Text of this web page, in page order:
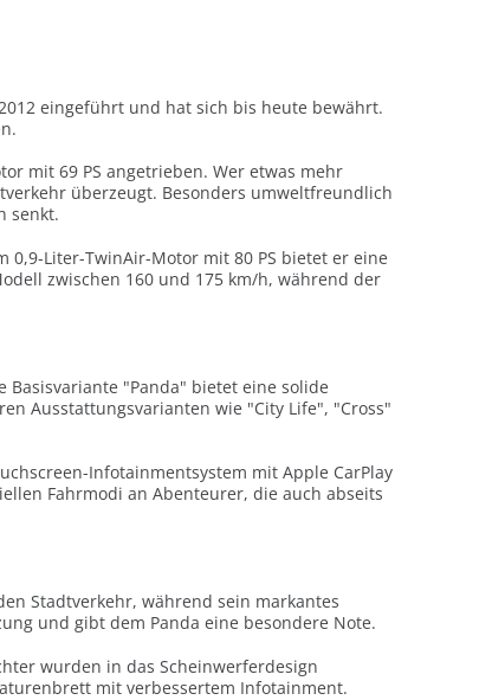
eingeführt und hat sich bis heute bewährt.
mit 69 PS angetrieben. Wer etwas mehr
überzeugt. Besonders umweltfreundlich
senkt.
0,9-Liter-TwinAir-Motor mit 80 PS bietet er eine
zwischen 160 und 175 km/h, während der
"Panda" bietet eine solide
Ausstattungsvarianten wie "City Life", "Cross"
Infotainmentsystem mit Apple CarPlay
Fahrmodi an Abenteurer, die auch abseits
Stadtverkehr, während sein markantes
und gibt dem Panda eine besondere Note.
wurden in das Scheinwerferdesign
mit verbessertem Infotainment.